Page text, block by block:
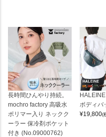
長時間ひんやり持続。
mochro factory 高吸水
ポリマー入り ネックク
ーラー 保冷剤ポケット
付き (No.09000762)
ボディバ
¥19,800(